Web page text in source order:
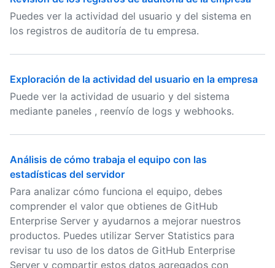
Puedes ver la actividad del usuario y del sistema en
los registros de auditoría de tu empresa.
Exploración de la actividad del usuario en la empresa
Puede ver la actividad de usuario y del sistema
mediante paneles , reenvío de logs y webhooks.
Análisis de cómo trabaja el equipo con las
estadísticas del servidor
Para analizar cómo funciona el equipo, debes
comprender el valor que obtienes de GitHub
Enterprise Server y ayudarnos a mejorar nuestros
productos. Puedes utilizar Server Statistics para
revisar tu uso de los datos de GitHub Enterprise
Server y compartir estos datos agregados con